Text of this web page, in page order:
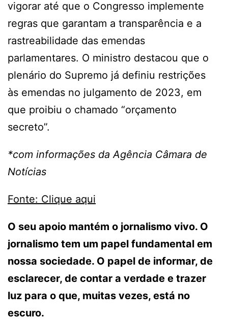
vigorar até que o Congresso implemente
regras que garantam a transparência e a
rastreabilidade das emendas
parlamentares. O ministro destacou que o
plenário do Supremo já definiu restrições
às emendas no julgamento de 2023, em
que proibiu o chamado “orçamento
secreto”.
*com informações da Agência Câmara de
Notícias
Fonte: Clique aqui
O seu apoio mantém o jornalismo vivo. O
jornalismo tem um papel fundamental em
nossa sociedade. O papel de informar, de
esclarecer, de contar a verdade e trazer
luz para o que, muitas vezes, está no
escuro.